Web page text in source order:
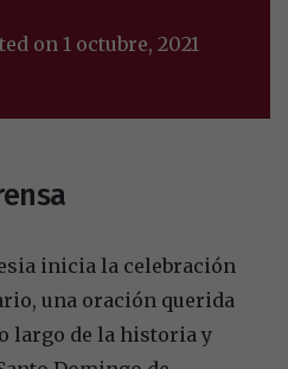
on 1 octubre, 2021
inicia la celebración
una oración querida
largo de la historia y